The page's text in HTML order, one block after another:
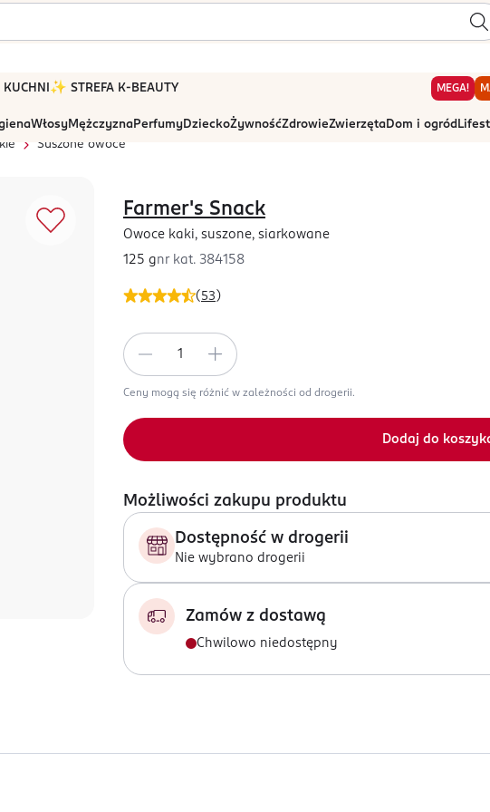
KUCHNI ✨ STREFA K-BEAUTY MEGA!
WłosyMężczyznaPerfumyDzieckoŻywnośćZdrowieZwierzętaDom i ogród
Suszone owoce
( 53 )
Farmer's Snack
Owoce kaki, suszone, siarkowane
125 gnr kat. 384158
Ceny mogą się różnić w zależności od drogerii.
Dodaj do
Możliwości zakupu produktu
Dostępność w drogerii
Nie wybrano drogerii
Zamów z dostawą
Chwilowo niedostępny